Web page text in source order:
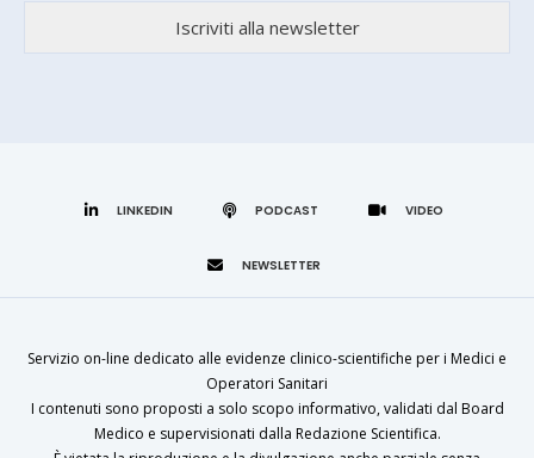
LINKEDIN
Servizio on-line dedicato alle evidenze clinico-scientifiche per i Medici e
Operatori Sanitari
I contenuti sono proposti a solo scopo informativo, validati dal Board
Medico e supervisionati dalla Redazione Scientifica.